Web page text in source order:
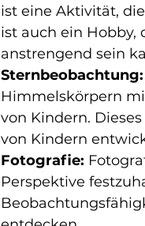
ist eine Aktivität,
ist auch ein
anstrengend sein
Sternbeobachtung:
Himmelskörpern
von Kindern.
von Kindern
Fotografie:
Perspektive